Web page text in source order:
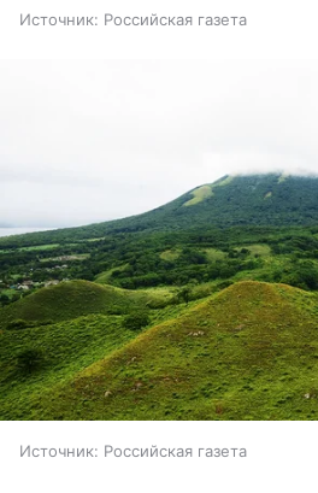
Источник: Российская газета
Источник: Российская газета